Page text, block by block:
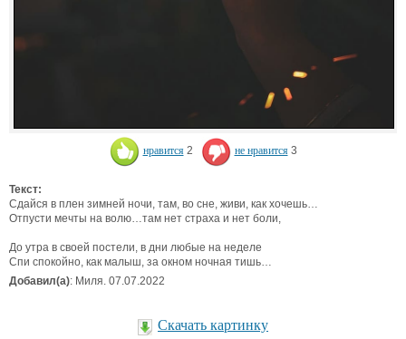
нравится 2 не нравится 3
Текст:
Сдайся в плен зимней ночи, там, во сне, живи, как хочешь…
Отпусти мечты на волю…там нет страха и нет боли,
До утра в своей постели, в дни любые на неделе
Спи спокойно, как малыш, за окном ночная тишь…
Добавил(а): Миля. 07.07.2022
Скачать картинку